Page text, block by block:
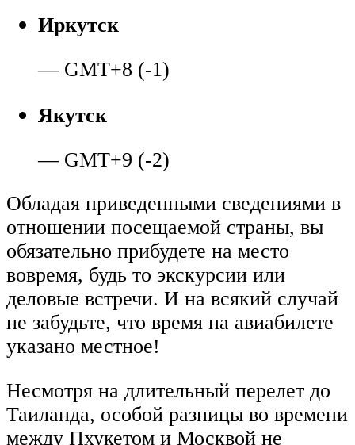
Иркутск
— GMT+8 (-1)
Якутск
— GMT+9 (-2)
Обладая приведенными сведениями в
отношении посещаемой страны, вы
обязательно прибудете на место
вовремя, будь то экскурсии или
деловые встречи. И на всякий случай
не забудьте, что время на авиабилете
указано местное!
Несмотря на длительный перелет до
Таиланда, особой разницы во времени
между Пхукетом и Москвой не